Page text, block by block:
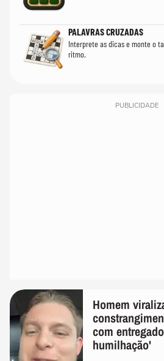
PALAVRAS CRUZADAS
Interprete as dicas e monte o
ritmo.
PUBLICIDADE
Homem
com
humilhação'